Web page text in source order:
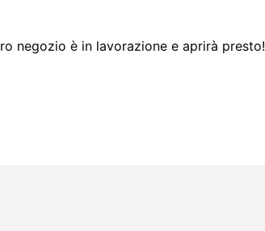
negozio è in lavorazione e aprirà presto!